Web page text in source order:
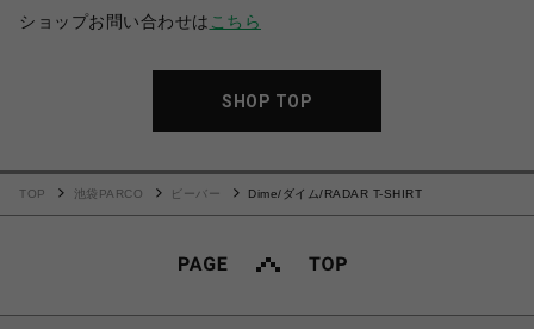
ショップお問い合わせは こちら
SHOP TOP
TOP 池袋PARCO ビーバー Dime/ダイム/RADAR T-SHIRT